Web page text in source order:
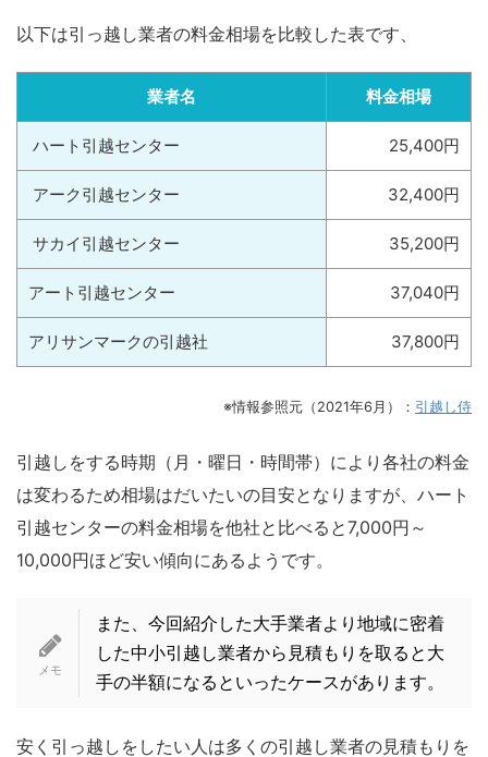
以下は引っ越し業者の料金相場を比較した表です、
業者名 料金相場
ハート引越センター 25,400円
アーク引越センター 32,400円
サカイ引越センター 35,200円
アート引越センター 37,040円
アリサンマークの引越社 37,800円
※情報参照元（2021年6月）： 引越し侍
引越しをする時期（月・曜日・時間帯）により各社の料金
は変わるため相場はだいたいの目安となりますが、ハート
引越センターの料金相場を他社と比べると7,000円～
10,000円ほど安い傾向にあるようです。
また、今回紹介した大手業者より地域に密着
した中小引越し業者から見積もりを取ると大
手の半額になるといったケースがあります。
安く引っ越しをしたい人は多くの引越し業者の見積もりを